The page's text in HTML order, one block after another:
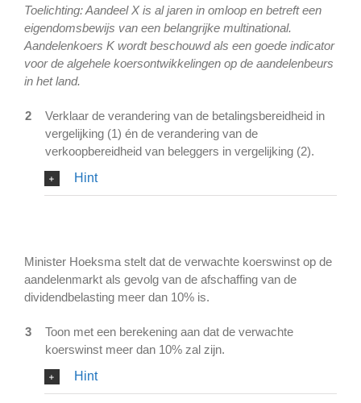
Toelichting: Aandeel X is al jaren in omloop en betreft een
eigendomsbewijs van een belangrijke multinational.
Aandelenkoers K wordt beschouwd als een goede indicator
voor de algehele koersontwikkelingen op de aandelenbeurs
in het land.
2
Verklaar de verandering van de betalingsbereidheid in
vergelijking (1) én de verandering van de
verkoopbereidheid van beleggers in vergelijking (2).
Hint
Minister Hoeksma stelt dat de verwachte koerswinst op de
aandelenmarkt als gevolg van de afschaffing van de
dividendbelasting meer dan 10% is.
3
Toon met een berekening aan dat de verwachte
koerswinst meer dan 10% zal zijn.
Hint